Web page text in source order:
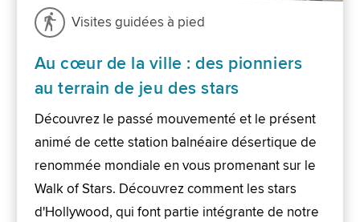
Visites guidées à pied
Au cœur de la ville : des pionniers
au terrain de jeu des stars
Découvrez le passé mouvementé et le présent
animé de cette station balnéaire désertique de
renommée mondiale en vous promenant sur le
Walk of Stars. Découvrez comment les stars
d'Hollywood, qui font partie intégrante de notre